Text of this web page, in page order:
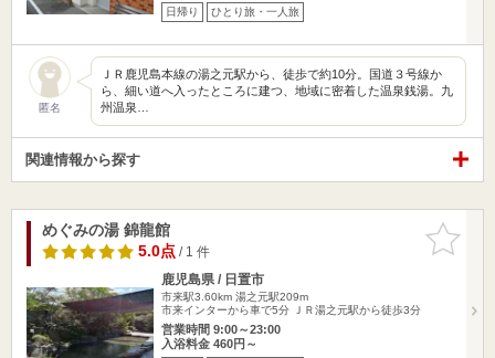
日帰り ひとり旅・一人旅
匿名
ＪＲ鹿児島本線の湯之元駅から、徒歩で約10分。国道３号線か
ら、細い道へ入ったところに建つ、地域に密着した温泉銭湯。九
州温泉…
関連情報から探す
お気に入
りに追加
めぐみの湯 錦龍館
5.0点/ 1 件
鹿児島県 / 日置市
市来駅3.60km 湯之元駅209m
市来インターから車で5分 ＪＲ湯之元駅から徒歩3分
営業時間 9:00～23:00
入浴料金 460円～